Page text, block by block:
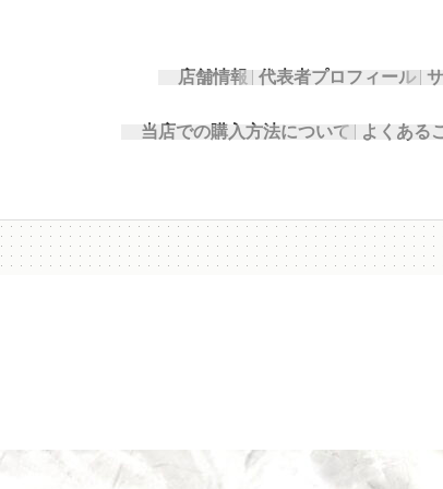
店舗情報 代表者プロフィール
当店での購入方法について よくある